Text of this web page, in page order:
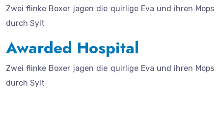
Zwei flinke Boxer jagen die quirlige Eva und ihren Mops
durch Sylt
Awarded Hospital
Zwei flinke Boxer jagen die quirlige Eva und ihren Mops
durch Sylt